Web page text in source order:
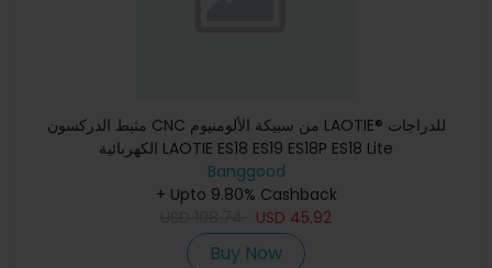
مثبط الدركسون CNC من سبيكة الألومنيوم LAOTIE® للدراجات
الكهربائية LAOTIE ES18 ES19 ES18P ES18 Lite
Banggood
+ Upto 9.80% Cashback
USD 45.92
Buy Now